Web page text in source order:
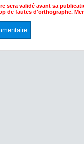
sera validé avant sa
de fautes d'orthographe.